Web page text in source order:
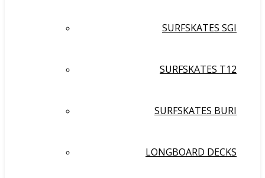
SURFSKATES SGI
SURFSKATES T12
SURFSKATES BURI
LONGBOARD DECKS